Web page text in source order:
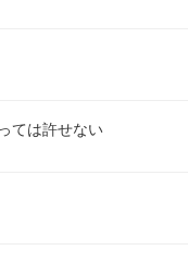
ては許せない